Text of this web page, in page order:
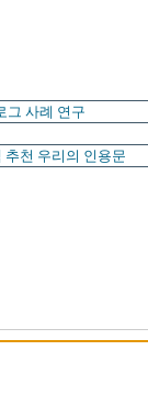
그 사례 연구
추천 우리의 인용문